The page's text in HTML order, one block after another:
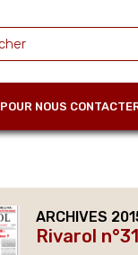
POUR NOUS
ARCHIVES
Rivarol